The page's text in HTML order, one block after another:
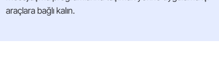
araçlara bağlı kalın.